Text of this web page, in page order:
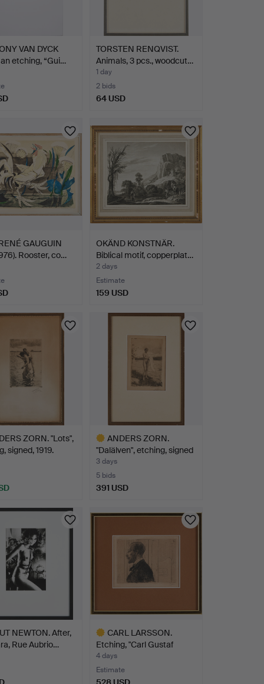
VAN DYCK
etching, “Gui…
TORSTEN RENQVIST.
Animals, 3 pcs., woodcut…
1 day
2 bids
64 USD
GAUGUIN
Rooster, co…
OKÄND KONSTNÄR.
Biblical motif, copperplat…
2 days
Estimate
159 USD
ZORN. "Lots",
signed, 1919.
ANDERS ZORN.
"Dalälven", etching, signed
i…
3 days
5 bids
391 USD
item
NEWTON. After,
Rue Aubrio…
CARL LARSSON.
Etching, "Carl Gustaf
Laurin…
4 days
Estimate